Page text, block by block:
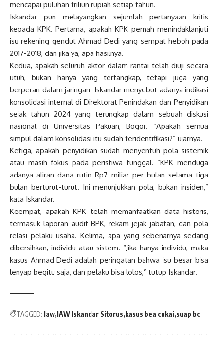
mencapai puluhan triliun rupiah setiap tahun.
Iskandar pun melayangkan sejumlah pertanyaan kritis
kepada KPK. Pertama, apakah KPK pernah menindaklanjuti
isu rekening gendut Ahmad Dedi yang sempat heboh pada
2017-2018, dan jika ya, apa hasilnya.
Kedua, apakah seluruh aktor dalam rantai telah diuji secara
utuh, bukan hanya yang tertangkap, tetapi juga yang
berperan dalam jaringan. Iskandar menyebut adanya indikasi
konsolidasi internal di Direktorat Penindakan dan Penyidikan
sejak tahun 2024 yang terungkap dalam sebuah diskusi
nasional di Universitas Pakuan, Bogor. “Apakah semua
simpul dalam konsolidasi itu sudah teridentifikasi?” ujarnya.
Ketiga, apakah penyidikan sudah menyentuh pola sistemik
atau masih fokus pada peristiwa tunggal. “KPK menduga
adanya aliran dana rutin Rp7 miliar per bulan selama tiga
bulan berturut-turut. Ini menunjukkan pola, bukan insiden,”
kata Iskandar.
Keempat, apakah KPK telah memanfaatkan data historis,
termasuk laporan audit BPK, rekam jejak jabatan, dan pola
relasi pelaku usaha. Kelima, apa yang sebenarnya sedang
dibersihkan, individu atau sistem. “Jika hanya individu, maka
kasus Ahmad Dedi adalah peringatan bahwa isu besar bisa
lenyap begitu saja, dan pelaku bisa lolos,” tutup Iskandar.
TAGGED: Iaw IAW Iskandar Sitorus kasus bea cukai suap bc